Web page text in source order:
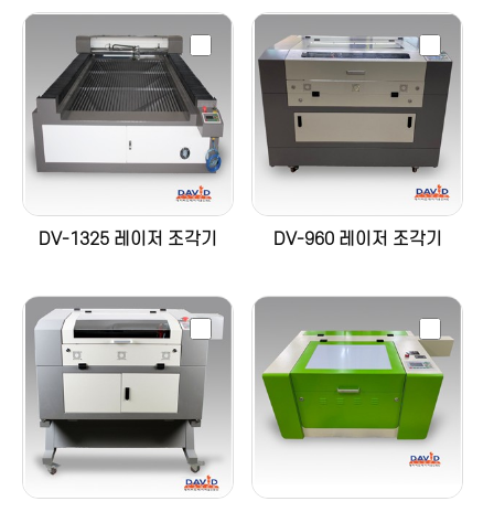
DV-1325 레이저 조각기 DV-960 레이저 조각기